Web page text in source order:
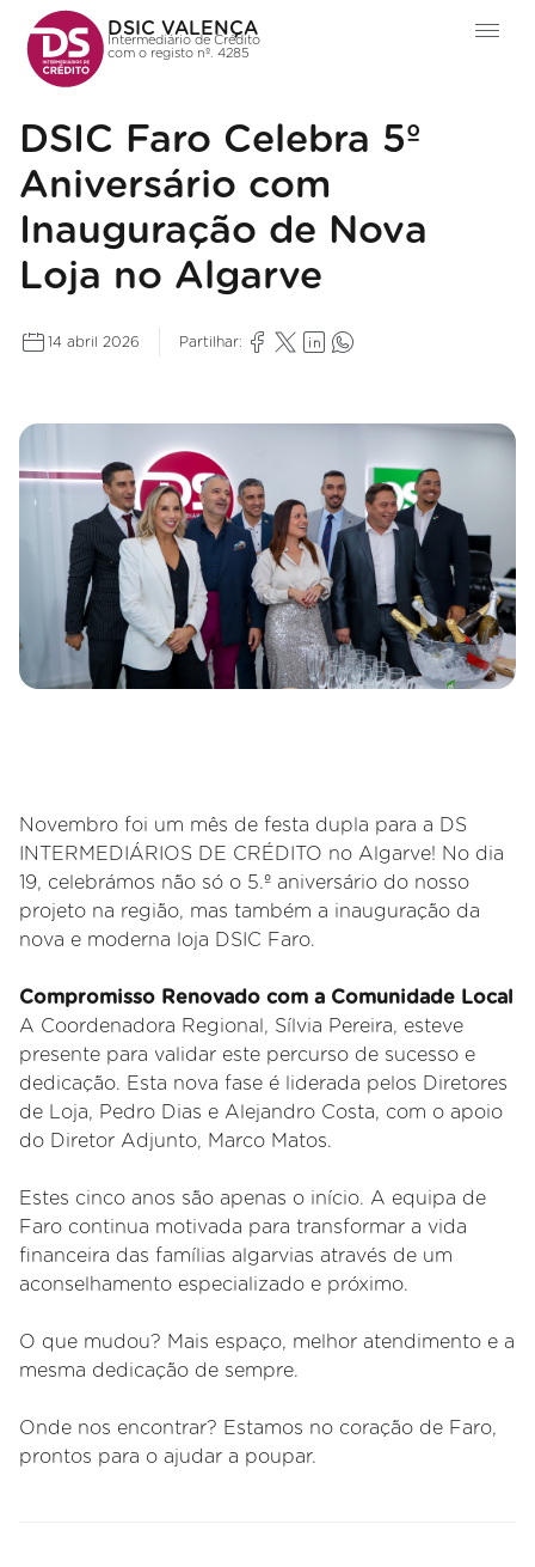
DSIC VALENÇA
Intermediário de Crédito
com o registo nº. 4285
DSIC Faro Celebra 5º
Aniversário com
Inauguração de Nova
Loja no Algarve
14 abril 2026 Partilhar:
Novembro foi um mês de festa dupla para a DS
INTERMEDIÁRIOS DE CRÉDITO no Algarve! No dia
19, celebrámos não só o 5.º aniversário do nosso
projeto na região, mas também a inauguração da
nova e moderna loja DSIC Faro.
Compromisso Renovado com a Comunidade Local
A Coordenadora Regional, Sílvia Pereira, esteve
presente para validar este percurso de sucesso e
dedicação. Esta nova fase é liderada pelos Diretores
de Loja, Pedro Dias e Alejandro Costa, com o apoio
do Diretor Adjunto, Marco Matos.
Estes cinco anos são apenas o início. A equipa de
Faro continua motivada para transformar a vida
financeira das famílias algarvias através de um
aconselhamento especializado e próximo.
O que mudou? Mais espaço, melhor atendimento e a
mesma dedicação de sempre.
Onde nos encontrar? Estamos no coração de Faro,
prontos para o ajudar a poupar.